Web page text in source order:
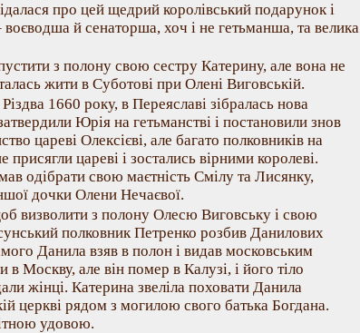
про цей щедрий королівський подарунок і
й сенаторша, хоч і не гетьманша, та велика
з полону свою сестру Катерину, але вона не
жити в Суботові при Олені Виговській.
1660 року, в Переяславі зібралась нова
Юрія на гетьманстві і постановили знов
цареві Олексієві, але багато полковників на
цареві і зостались вірними королеві.
одібрати свою маєтність Смілу та Лисянку,
дочки Олени Нечаєвої.
визволити з полону Олесю Виговську і свою
полковник Петренко розбив Данилових
Данила взяв в полон і видав московським
Москву, але він помер в Калузі, і його тіло
жінці. Катерина звеліла поховати Данила
церкві рядом з могилою свого батька Богдана.
удовою.